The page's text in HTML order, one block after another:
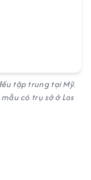
tập trung tại Mỹ.
có trụ sở ở Los